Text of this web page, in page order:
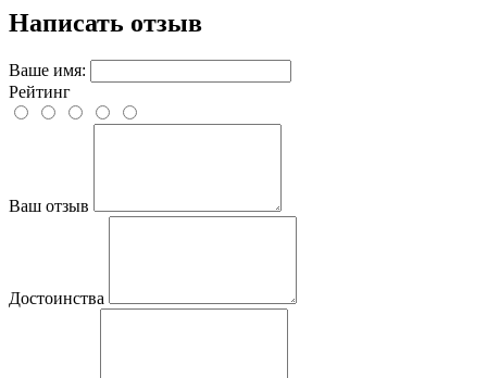
Написать отзыв
Ваше имя:
Рейтинг
Ваш отзыв
Достоинства